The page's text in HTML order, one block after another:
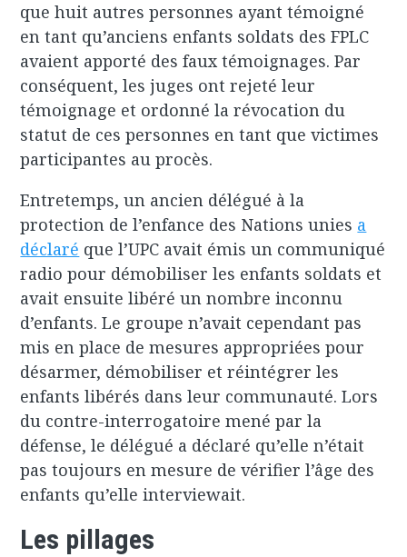
que huit autres personnes ayant témoigné
en tant qu’anciens enfants soldats des FPLC
avaient apporté des faux témoignages. Par
conséquent, les juges ont rejeté leur
témoignage et ordonné la révocation du
statut de ces personnes en tant que victimes
participantes au procès.
Entretemps, un ancien délégué à la
protection de l’enfance des Nations unies a
déclaré que l’UPC avait émis un communiqué
radio pour démobiliser les enfants soldats et
avait ensuite libéré un nombre inconnu
d’enfants. Le groupe n’avait cependant pas
mis en place de mesures appropriées pour
désarmer, démobiliser et réintégrer les
enfants libérés dans leur communauté. Lors
du contre-interrogatoire mené par la
défense, le délégué a déclaré qu’elle n’était
pas toujours en mesure de vérifier l’âge des
enfants qu’elle interviewait.
Les pillages